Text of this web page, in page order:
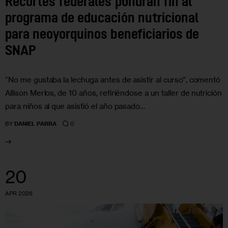
programa de educación nutricional
para neoyorquinos beneficiarios de
SNAP
“No me gustaba la lechuga antes de asistir al curso”, comentó
Allison Merlos, de 10 años, refiriéndose a un taller de nutrición
para niños al que asistió el año pasado…
BY DANIEL PARRA 0
20
APR 2026